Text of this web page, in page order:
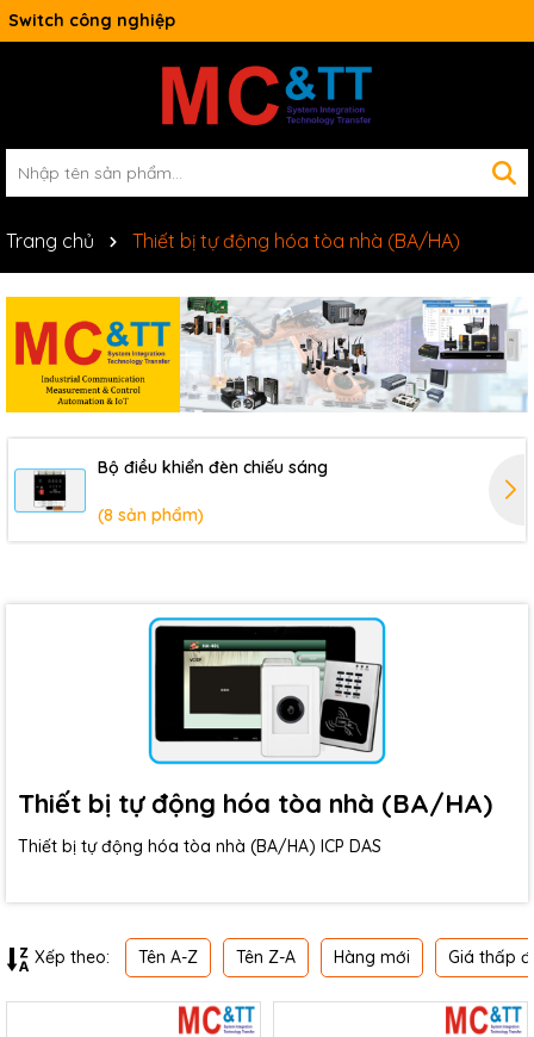
Switch công nghiệp
Trang chủ Thiết bị tự động hóa tòa nhà (BA/HA)
Bộ điều khiển đèn chiếu sáng
(8 sản phẩm)
Thiết bị tự động hóa tòa nhà (BA/HA)
Thiết bị tự động hóa tòa nhà (BA/HA) ICP DAS
Xếp theo: Tên A-Z Tên Z-A Hàng mới Giá thấp